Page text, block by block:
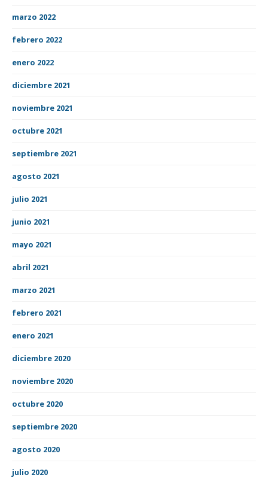
marzo 2022
febrero 2022
enero 2022
diciembre 2021
noviembre 2021
octubre 2021
septiembre 2021
agosto 2021
julio 2021
junio 2021
mayo 2021
abril 2021
marzo 2021
febrero 2021
enero 2021
diciembre 2020
noviembre 2020
octubre 2020
septiembre 2020
agosto 2020
julio 2020